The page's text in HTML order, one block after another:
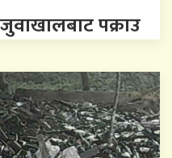
जुवाखालबाट पक्राउ